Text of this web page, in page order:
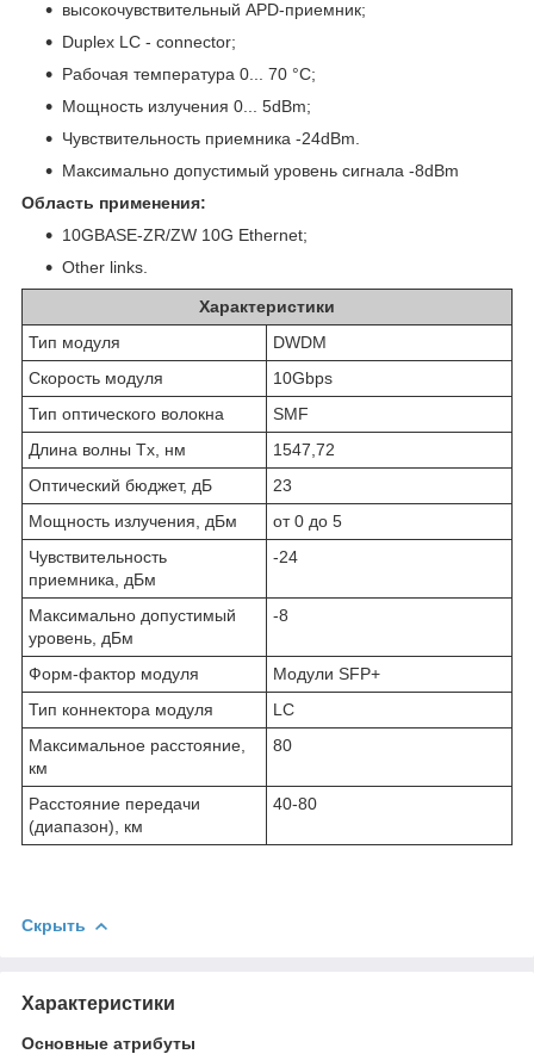
высокочувствительный APD-приемник;
Duplex LC - connector;
Рабочая температура 0... 70 °C;
Мощность излучения 0... 5dBm;
Чувствительность приемника -24dBm.
Максимально допустимый уровень сигнала -8dBm
Область применения:
10GBASE-ZR/ZW 10G Ethernet;
Other links.
Характеристики
Тип модуля
DWDM
Скорость модуля
10Gbps
Тип оптического волокна
SMF
Длина волны Tx, нм
1547,72
Оптический бюджет, дБ
23
Мощность излучения, дБм
от 0 до 5
Чувствительность
приемника, дБм
-24
Максимально допустимый
уровень, дБм
-8
Форм-фактор модуля
Модули SFP+
Тип коннектора модуля
LC
Максимальное расстояние,
км
80
Расстояние передачи
(диапазон), км
40-80
Скрыть
Характеристики
Основные атрибуты